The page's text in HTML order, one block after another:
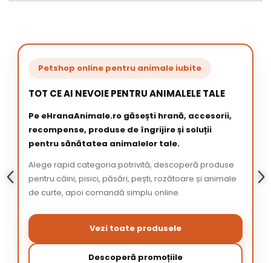
Petshop online pentru animale iubite
TOT CE AI NEVOIE PENTRU ANIMALELE TALE
Pe eHranaAnimale.ro găsești hrană, accesorii,
recompense, produse de îngrijire și soluții
pentru sănătatea animalelor tale.
Alege rapid categoria potrivită, descoperă produse
pentru câini, pisici, păsări, pești, rozătoare și animale
de curte, apoi comandă simplu online.
Vezi toate produsele
Descoperă promoțiile